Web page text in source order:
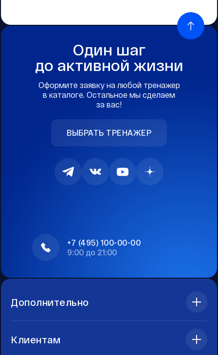
Один шаг
до активной жизни
Оформите заявку на любой тренажер
в каталоге. Остальное мы сделаем
за вас!
ВЫБРАТЬ ТРЕНАЖЕР
+7 (495) 100-00-00
9:00 до 21:00
Дополнительно
Клиентам